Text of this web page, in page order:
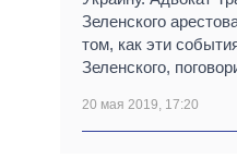
Зеленского
том, как эти
Зеленского,
20 мая 2019, 17:20